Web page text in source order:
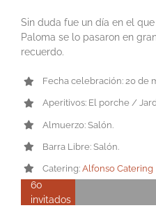
Sin duda fue un día en el
Paloma se lo pasaron en
recuerdo.
Fecha celebración: 20 de
Aperitivos: El porche /
Almuerzo: Salón.
Barra Libre: Salón.
Catering:Alfonso Catering
60
invitados